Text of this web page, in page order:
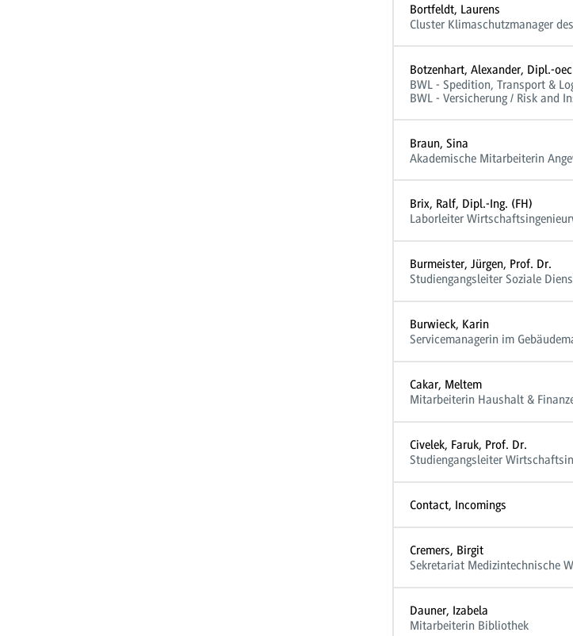
Bortfeldt, Laurens
Cluster Klimaschutzmanager
Botzenhart, Alexander, Dipl.-
BWL - Spedition, Transport &
BWL - Versicherung / Risk and
Braun, Sina
Akademische Mitarbeiterin
Brix, Ralf, Dipl.-Ing. (FH)
Laborleiter
Burmeister, Jürgen, Prof. Dr.
Studiengangsleiter Soziale
Burwieck, Karin
Servicemanagerin im
Cakar, Meltem
Mitarbeiterin Haushalt &
Civelek, Faruk, Prof. Dr.
Studiengangsleiter
Contact, Incomings
Cremers, Birgit
Sekretariat Medizintechnische
Dauner, Izabela
Mitarbeiterin Bibliothek